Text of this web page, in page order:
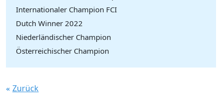
Internationaler Champion FCI
Dutch Winner 2022
Niederländischer Champion
Österreichischer Champion
Zurück